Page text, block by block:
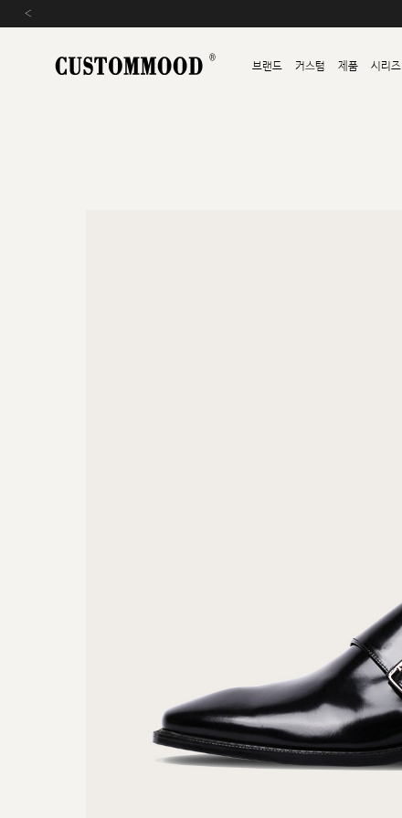
‹
브랜드 커스텀 제품 시리즈